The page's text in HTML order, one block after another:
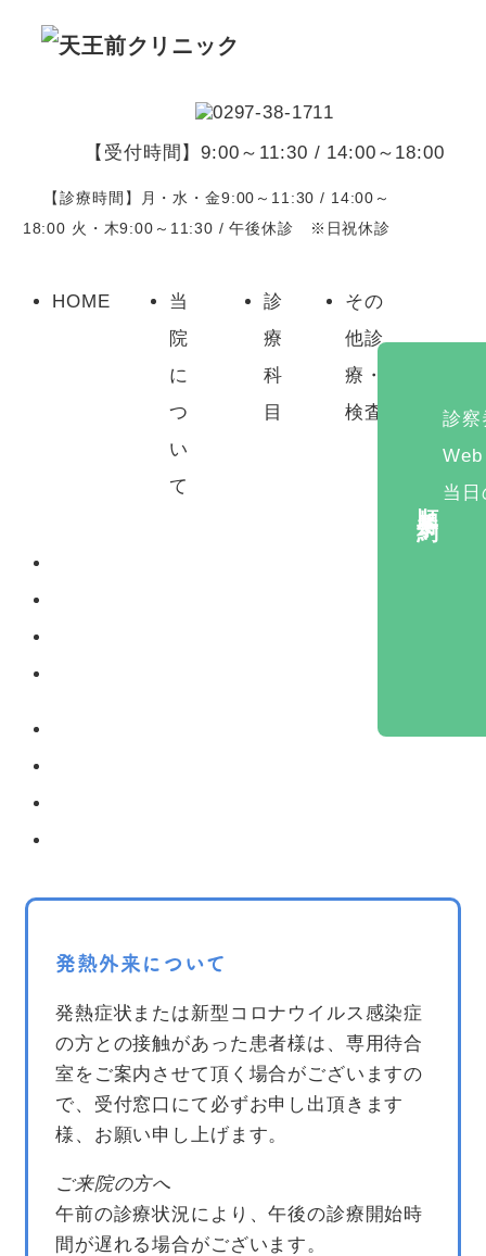
【受付時間】9:00～11:30 / 14:00～18:00
【診療時間】月・水・金9:00～11:30 / 14:00～
18:00 火・木9:00～11:30 / 午後休診 ※日祝休診
HOME
当
院
に
つ
い
て
診
療
科
目
その
他診
療・
検査
にんにく注射
発熱外来について
発熱症状または新型コロナウイルス感染症
の方との接触があった患者様は、専用待合
室をご案内させて頂く場合がございますの
で、受付窓口にて必ずお申し出頂きます
様、お願い申し上げます。
ご来院の方へ
午前の診療状況により、午後の診療開始時
間が遅れる場合がございます。
診察
当